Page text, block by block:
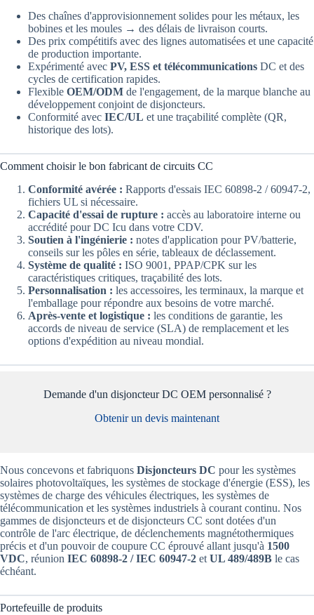
Des chaînes d'approvisionnement solides pour les métaux, les
bobines et les moules → des délais de livraison courts.
Des prix compétitifs avec des lignes automatisées et une capacité
de production importante.
Expérimenté avec PV, ESS et télécommunications DC et des
cycles de certification rapides.
Flexible OEM/ODM de l'engagement, de la marque blanche au
développement conjoint de disjoncteurs.
Conformité avec IEC/UL et une traçabilité complète (QR,
historique des lots).
Comment choisir le bon fabricant de circuits CC
Conformité avérée : Rapports d'essais IEC 60898-2 / 60947-2,
fichiers UL si nécessaire.
Capacité d'essai de rupture : accès au laboratoire interne ou
accrédité pour DC Icu dans votre CDV.
Soutien à l'ingénierie : notes d'application pour PV/batterie,
conseils sur les pôles en série, tableaux de déclassement.
Système de qualité : ISO 9001, PPAP/CPK sur les
caractéristiques critiques, traçabilité des lots.
Personnalisation : les accessoires, les terminaux, la marque et
l'emballage pour répondre aux besoins de votre marché.
Après-vente et logistique : les conditions de garantie, les
accords de niveau de service (SLA) de remplacement et les
options d'expédition au niveau mondial.
Demande d'un disjoncteur DC OEM personnalisé ?
Obtenir un devis maintenant
Nous concevons et fabriquons Disjoncteurs DC pour les systèmes
solaires photovoltaïques, les systèmes de stockage d'énergie (ESS), les
systèmes de charge des véhicules électriques, les systèmes de
télécommunication et les systèmes industriels à courant continu. Nos
gammes de disjoncteurs et de disjoncteurs CC sont dotées d'un
contrôle de l'arc électrique, de déclenchements magnétothermiques
précis et d'un pouvoir de coupure CC éprouvé allant jusqu'à 1500
VDC, réunion IEC 60898-2 / IEC 60947-2 et UL 489/489B le cas
échéant.
Portefeuille de produits